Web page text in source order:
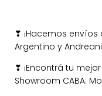
❣ ¡Hacemos
Argentino y
❣ ¡Encontrá tu
Showroom CABA: